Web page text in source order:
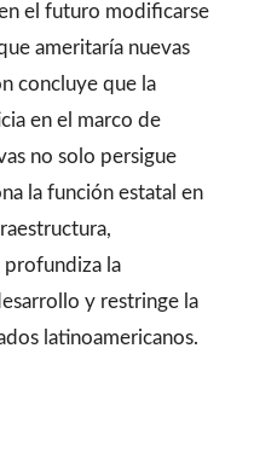
el futuro modificarse
ameritaría nuevas
concluye que la
en el marco de
no solo persigue
la función estatal en
la
y restringe la
latinoamericanos.